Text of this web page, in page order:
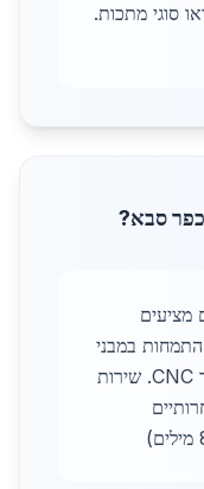
סוגי מתכות.
סבא?
מציעים
במבני
ספורט: פרופילים מותאמים, חיתוך CNC. שירות